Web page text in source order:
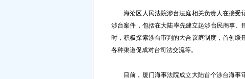
海沧区人民法院涉台法庭相关负责人在接受
涉台案件，包括在大陆率先建立起涉台民商事、
时，积极探索涉台审判的大合议庭制度，首创
各种渠道促成对台司法交流等。
目前，厦门海事法院成立大陆首个涉台海事